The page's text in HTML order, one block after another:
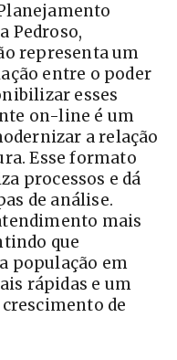
Pedroso,
representa um
entre o poder
esses
on-line é um
a relação
Esse formato
processos e dá
de análise.
mais
que
população em
rápidas e um
de